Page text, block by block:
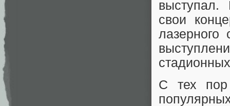
выступал.
свои
С тех пор